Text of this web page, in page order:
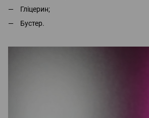
Гліцерин;
Бустер.